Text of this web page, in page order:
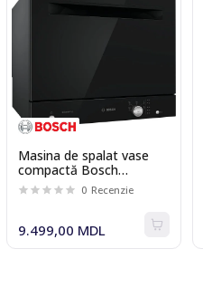
Masina de spalat vase
compactă Bosch
SKS51E36EU
0 Recenzie
9.499,00 MDL